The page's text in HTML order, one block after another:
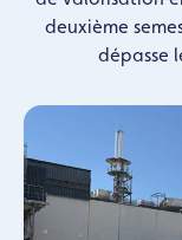
deuxième
dépasse